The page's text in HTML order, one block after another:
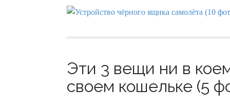
Эти 3 вещи ни в
своем кошельке (5